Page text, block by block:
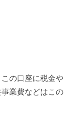
の口座に税金や
業費などはこの